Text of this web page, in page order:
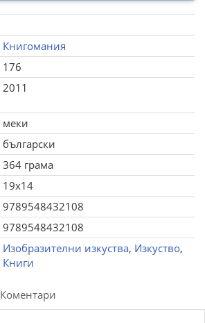
Книгомания
176
2011
меки
български
364 грама
19x14
9789548432108
9789548432108
Изобразителни изкуства, Изкуство,
Книги
Коментари